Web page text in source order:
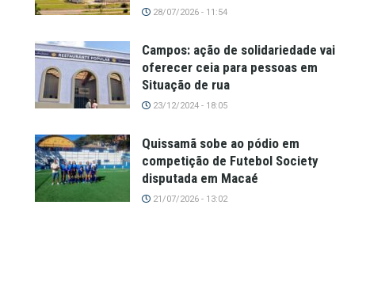
28/07/2026 - 11:54
Campos: ação de solidariedade vai
oferecer ceia para pessoas em
Situação de rua
23/12/2024 - 18:05
Quissamã sobe ao pódio em
competição de Futebol Society
disputada em Macaé
21/07/2026 - 13:02